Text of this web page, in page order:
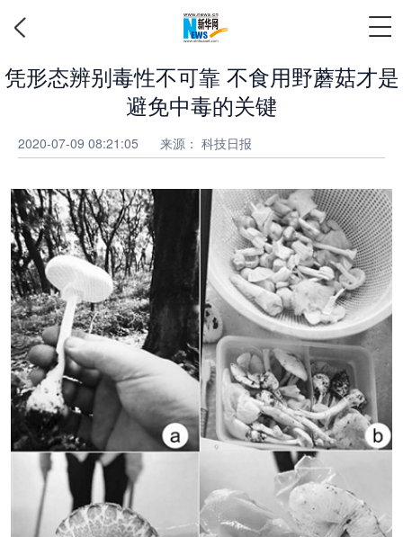
凭形态辨别毒性不可靠 不食用野蘑菇才是
避免中毒的关键
2020-07-09 08:21:05 来源： 科技日报